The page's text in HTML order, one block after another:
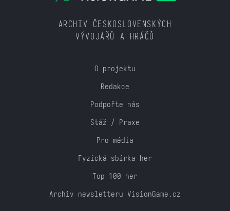
ARCHIV ČESKOSLOVENSKÝCH
VÝVOJÁŘŮ A HRÁČŮ
O projektu
Redakce
Podpořte nás
Stáž / Praxe
Pro média
Fyzická sbírka her
Top 100 her
Archiv newsletteru VisionGame.cz